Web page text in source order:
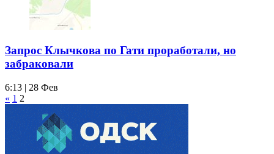
Запрос Клычкова по Гати проработали, но
забраковали
6:13 | 28 Фев
« 1 2